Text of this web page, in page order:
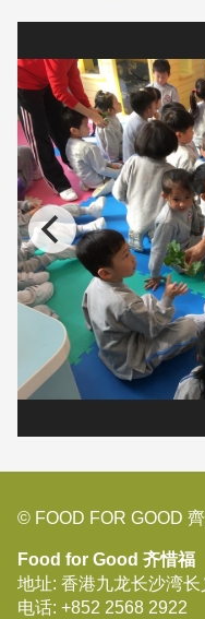
© FOOD FOR GOOD
Food for Good 齐惜福
地址: 香港九龙长沙湾
电话: +852 2568 2922